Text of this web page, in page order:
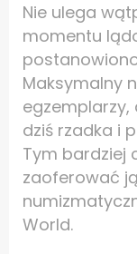
Nie ulega
momentu
Maksymalny
egzemplarzy,
dziś rzadka i
Tym bardziej
zaoferować
World.